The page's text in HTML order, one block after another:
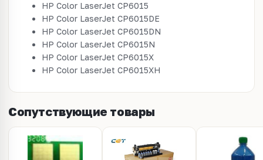
HP Color LaserJet CP6015
HP Color LaserJet CP6015DE
HP Color LaserJet CP6015DN
HP Color LaserJet CP6015N
HP Color LaserJet CP6015X
HP Color LaserJet CP6015XH
Сопутствующие товары